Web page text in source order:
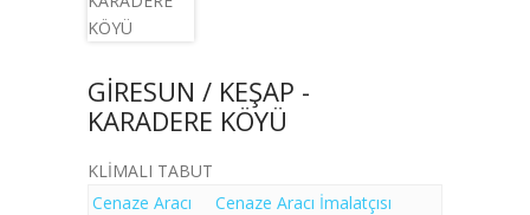
GİRESUN / KEŞAP -
KARADERE KÖYÜ
KLİMALI TABUT
Cenaze Aracı
Cenaze Aracı İmalatçısı